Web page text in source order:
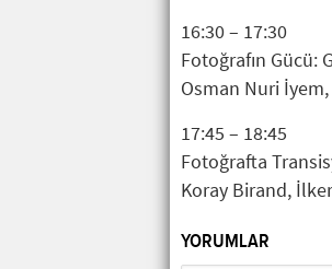
16:30 – 17:30
Fotoğrafın Gücü:
Osman Nuri
17:45 – 18:45
Fotoğrafta
Koray Birand,
YORUMLAR